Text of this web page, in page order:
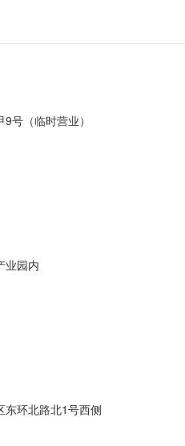
号（临时营业）
业园内
东环北路北1号西侧